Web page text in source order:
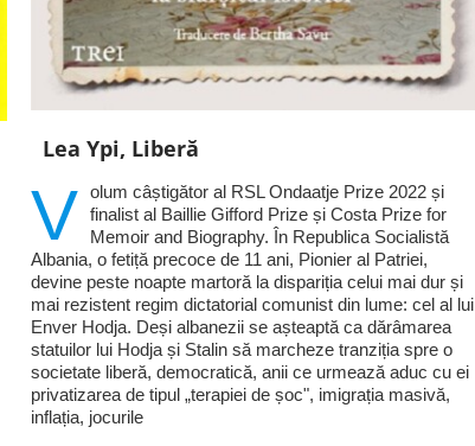
Lea Ypi, Liberă
V
olum câștigător al RSL Ondaatje Prize 2022 și
finalist al Baillie Gifford Prize și Costa Prize for
Memoir and Biography. În Republica Socialistă
Albania, o fetiță precoce de 11 ani, Pionier al Patriei,
devine peste noapte martoră la dispariția celui mai dur și
mai rezistent regim dictatorial comunist din lume: cel al lui
Enver Hodja. Deși albanezii se așteaptă ca dărâmarea
statuilor lui Hodja și Stalin să marcheze tranziția spre o
societate liberă, democratică, anii ce urmează aduc cu ei
privatizarea de tipul „terapiei de șoc", imigrația masivă,
inflația, jocurile